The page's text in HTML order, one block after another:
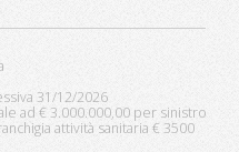
31/12/2026
ad € 3.000.000,00 per sinistro
attività sanitaria € 3500